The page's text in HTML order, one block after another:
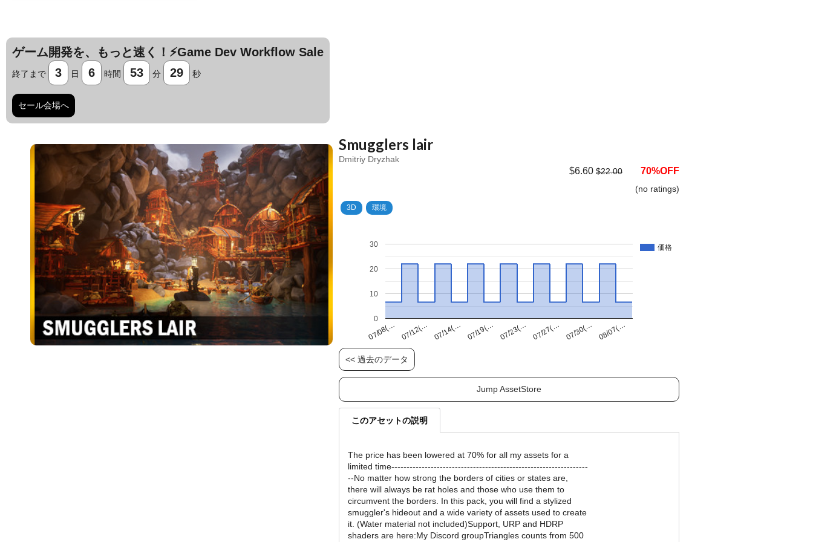
ゲーム開発を、もっと速く！⚡️Game Dev Workflow Sale
終了まで 3 日 6 時間 53 分 28 秒
セール会場へ
Smugglers lair
Dmitriy Dryzhak
$6.60$22.00 70%OFF
(no ratings)
3D 環境
価格
07/08(… 07/12(… 07/14(… 07/19(… 07/23(… 07/27(… 07/30(… 08/07(…
0
10
20
30
<< 過去のデータ
Jump AssetStore
このアセットの説明
The price has been lowered at 70% for all my assets for a
limited time-----------------------------------------------------------------
--No matter how strong the borders of cities or states are,
there will always be rat holes and those who use them to
circumvent the borders. In this pack, you will find a stylized
smuggler's hideout and a wide variety of assets used to create
it. (Water material not included)Support, URP and HDRP
shaders are here:My Discord groupTriangles counts from 500